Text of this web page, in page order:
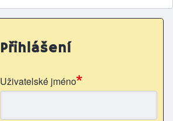
Přihlášení
Uživatelské jméno